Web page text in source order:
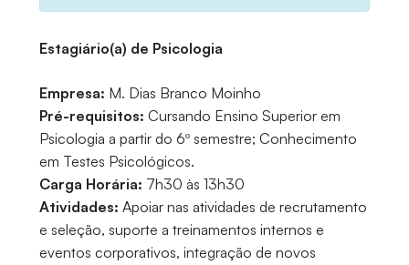
Estagiário(a) de Psicologia
Empresa: M. Dias Branco Moinho
Pré-requisitos: Cursando Ensino Superior em
Psicologia a partir do 6º semestre; Conhecimento
em Testes Psicológicos.
Carga Horária: 7h30 às 13h30
Atividades: Apoiar nas atividades de recrutamento
e seleção, suporte a treinamentos internos e
eventos corporativos, integração de novos